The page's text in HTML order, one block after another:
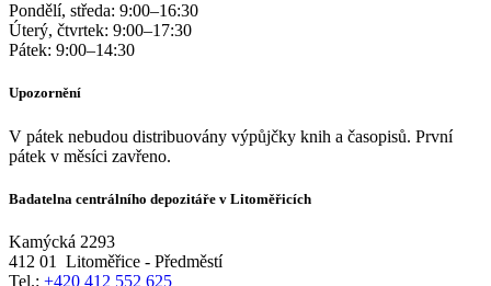
Pondělí, středa: 9:00–16:30
Úterý, čtvrtek: 9:00–17:30
Pátek: 9:00–14:30
Upozornění
V pátek nebudou distribuovány výpůjčky knih a časopisů. První
pátek v měsíci zavřeno.
Badatelna centrálního depozitáře v Litoměřicích
Kamýcká 2293
412 01
Litoměřice - Předměstí
Tel.: +420 412 552 625